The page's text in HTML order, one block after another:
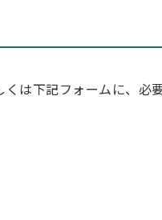
くは下記フォームに、必